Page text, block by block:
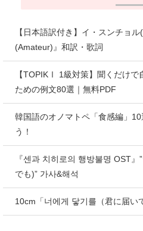
【日本語訳付き】イ・スンチョ
(Amateur)』和訳・歌詞
【TOPIKⅠ 1級対策】聞くだけ
ための例文80選｜無料PDF
韓国語のオノマトペ「食感編」
う！
『센과 치히로의 행방불명 OST
でも)” 가사&해석
10cm「너에게 닿기를（君に届い